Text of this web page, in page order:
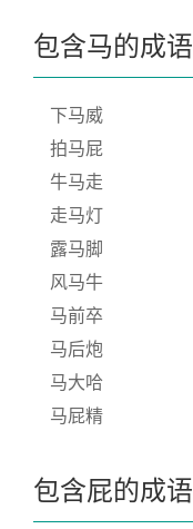
包含马的成语
下马威
拍马屁
牛马走
走马灯
露马脚
风马牛
马前卒
马后炮
马大哈
马屁精
包含屁的成语